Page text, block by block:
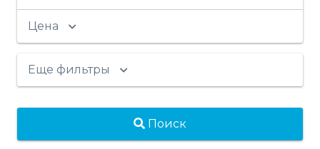
Цена
Еще фильтры
Поиск